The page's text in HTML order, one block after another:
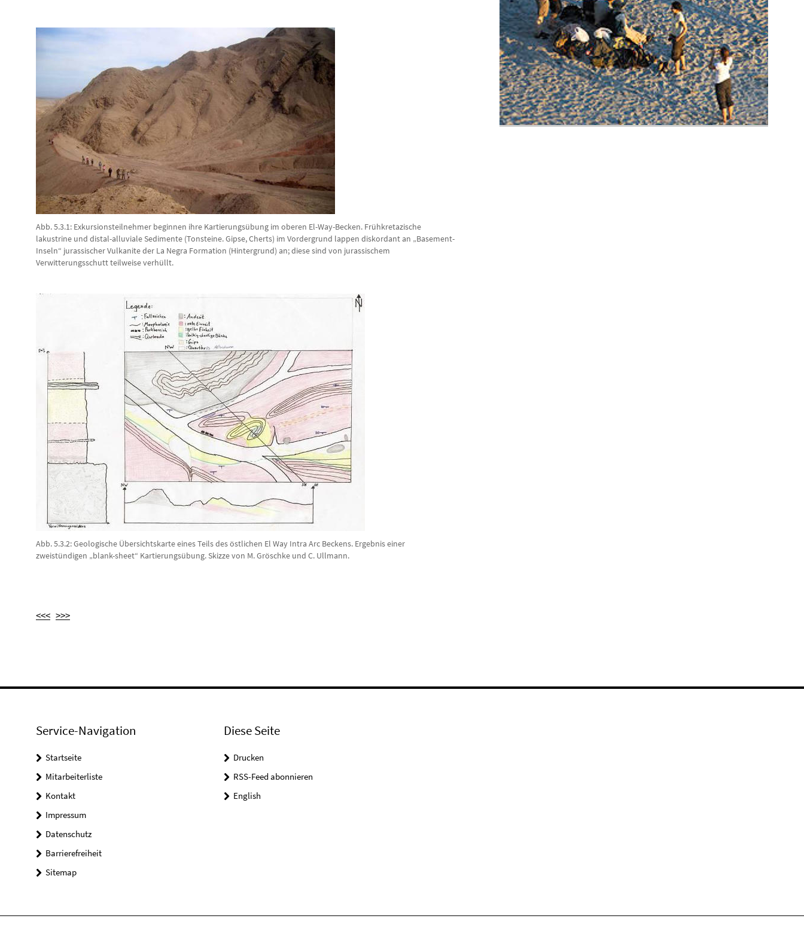
Abb. 5.3.1: Exkursionsteilnehmer beginnen ihre Kartierungsübung im oberen El-Way-Becken. Frühkretazische
lakustrine und distal-alluviale Sedimente (Tonsteine. Gipse, Cherts) im Vordergrund lappen diskordant an „Basement-
Inseln“ jurassischer Vulkanite der La Negra Formation (Hintergrund) an; diese sind von jurassischem
Verwitterungsschutt teilweise verhüllt.
Abb. 5.3.2: Geologische Übersichtskarte eines Teils des östlichen El Way Intra Arc Beckens. Ergebnis einer
zweistündigen „blank-sheet“ Kartierungsübung. Skizze von M. Gröschke und C. Ullmann.
<<< >>>
Service-Navigation
Startseite
Mitarbeiterliste
Kontakt
Impressum
Datenschutz
Barrierefreiheit
Sitemap
Diese Seite
Drucken
RSS-Feed abonnieren
English